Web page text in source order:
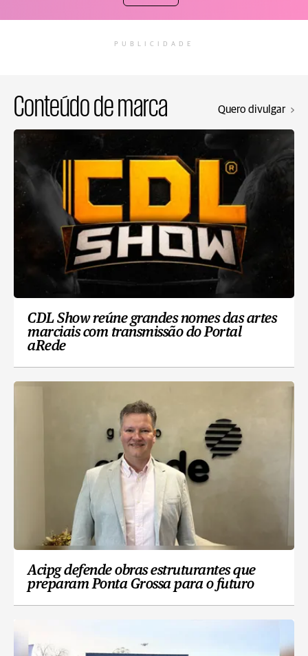
PUBLICIDADE
Conteúdo de marca Quero divulgar
CDL Show reúne grandes nomes das artes
marciais com transmissão do Portal
aRede
Acipg defende obras estruturantes que
preparam Ponta Grossa para o futuro